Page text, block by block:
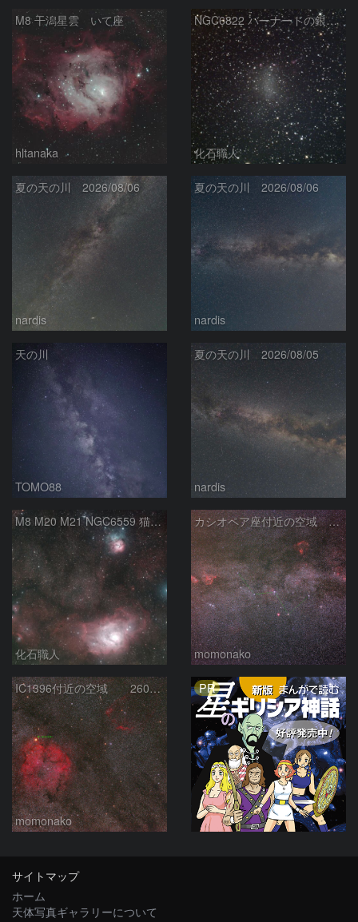
M8 干潟星雲 いて座
hltanaka
NGC6822 バーナードの銀河 いて座
化石職人
夏の天の川 2026/08/06
nardis
夏の天の川 2026/08/06
nardis
天の川
TOMO88
夏の天の川 2026/08/05
nardis
M8 M20 M21 NGC6559 猫の手星雲 いて座
化石職人
カシオペア座付近の空域 260720
momonako
IC1396付近の空域 260720
momonako
PR
サイトマップ
ホーム
天体写真ギャラリーについて